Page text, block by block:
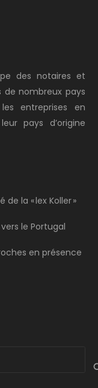
des notaires et
de nombreux pays
entreprises en
pays d’origine
la « lex Koller »
le Portugal
en présence